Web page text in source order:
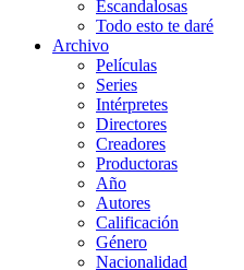
Escandalosas
Todo esto te daré
Archivo
Películas
Series
Intérpretes
Directores
Creadores
Productoras
Año
Autores
Calificación
Género
Nacionalidad